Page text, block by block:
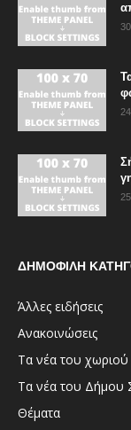
ΔΗΜΟΦΙΛΗ
Άλλες ειδήσεις
Ανακοινώσεις
Τα νέα του χωριού
Τα νέα του Δήμου
Θέματα